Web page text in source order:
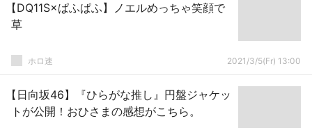
【DQ11S×ぱふぱふ】ノエルめっちゃ笑顔で
草
ホロ速 2021/3/5(Fr) 13:00
【日向坂46】『ひらがな推し』円盤ジャケッ
トが公開！おひさまの感想がこちら。